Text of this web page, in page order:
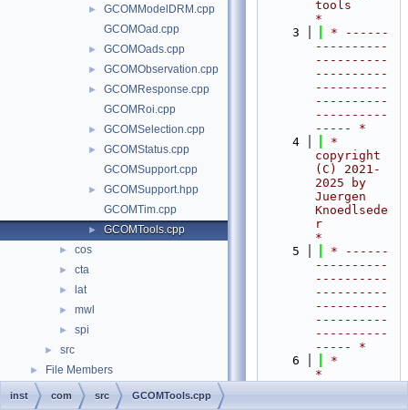
►
GCOMModelDRM.cpp
GCOMOad.cpp
► GCOMOads.cpp
► GCOMObservation.cpp
►
GCOMResponse.cpp
GCOMRoi.cpp
► GCOMSelection.cpp
►
GCOMStatus.cpp
GCOMSupport.cpp
►
GCOMSupport.hpp
GCOMTim.cpp
► GCOMTools.cpp
► cos
► cta
► lat
► mwl
► spi
► src
► File Members
tools
*
    3
* ------
----------
----------
----------
----------
----------
----------
----- *
    4
*
copyright
(C) 2021-
2025 by
Juergen
Knoedlsede
r
*
    5
* ------
----------
----------
----------
----------
----------
----------
----- *
    6
*
*
inst com src GCOMTools.cpp